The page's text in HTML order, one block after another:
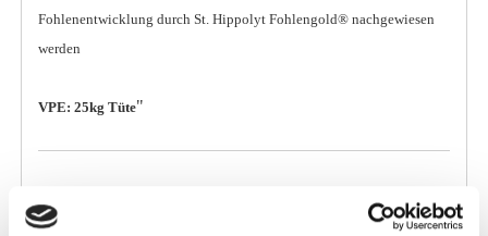
Fohlenentwicklung durch St. Hippolyt Fohlengold® nachgewiesen
werden
VPE: 25kg Tüte"